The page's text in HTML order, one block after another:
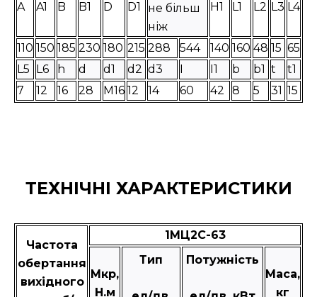
A A1 B B1 D D1 H1 L1 L2 L3 L4
не більш
ніж
110 150 185 230 180 215 288 544 140 160 48 15 65
L5 L6 h d d1 d2 d3 I I1 b b1 t
t1
7
12 16 28 М16 12 14 60 42 8 5 31 15
ТЕХНІЧНІ ХАРАКТЕРИСТИКИ
Частота
обертання
вихідного
1МЦ2С-63
Мкр,
Н.м
Тип Потужність
Маса,
кг